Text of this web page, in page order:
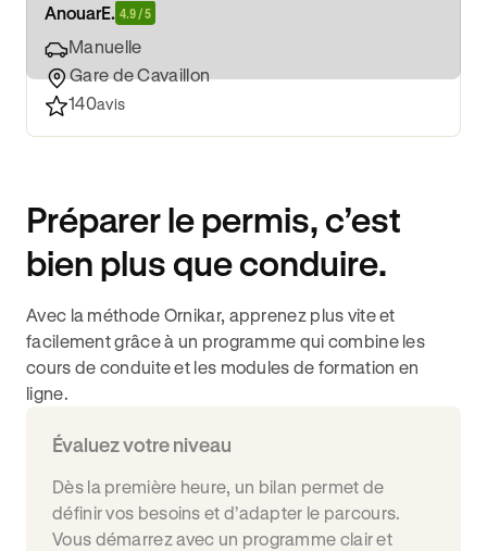
AnouarE. 4.9 / 5
Manuelle
Gare de Cavaillon
140avis
Préparer le permis, c’est
bien plus que conduire.
Avec la méthode Ornikar, apprenez plus vite et
facilement grâce à un programme qui combine les
cours de conduite et les modules de formation en
ligne.
Évaluez votre niveau
Dès la première heure, un bilan permet de
définir vos besoins et d’adapter le parcours.
Vous démarrez avec un programme clair et